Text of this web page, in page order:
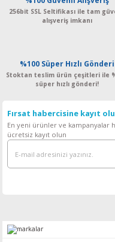
256bit SSL Seltifikası ile tam
alışveriş imkanı
%100 Süper Hızlı Gönderi
Stoktan teslim ürün çeşitleri ile
süper hızlı gönderi!
Fırsat habercisine kayıt
En yeni ürünler ve kampanyalar
ücretsiz kayıt olun